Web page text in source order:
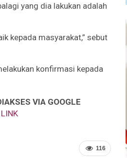
yang dia lakukan adalah
kepada masyarakat,” sebut
konfirmasi kepada
VIA GOOGLE
LINK
116